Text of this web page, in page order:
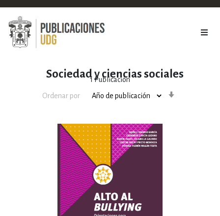
Sociedad y ciencias sociales
1Publicación
Ordenar por